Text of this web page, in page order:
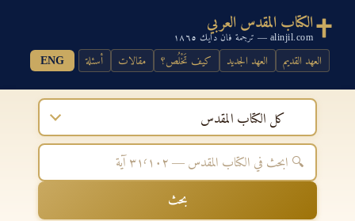
الكتاب المقدس العربي
alinjil.com — ترجمة فان دايك ١٨٦٥
العهد القديم العهد الجديد كيف تَخْلُص؟ مقالات أسئلة ENG
كل الكتاب المقدس
بحث